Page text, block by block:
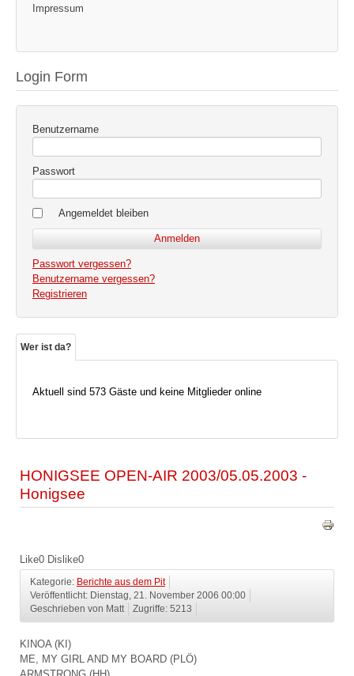
Impressum
Login Form
Benutzername
Passwort
Angemeldet bleiben
Passwort vergessen?
Benutzername vergessen?
Registrieren
Wer ist da?
Aktuell sind 573 Gäste und keine Mitglieder online
HONIGSEE OPEN-AIR 2003/05.05.2003 -
Honigsee
Like0 Dislike0
Kategorie: Berichte aus dem Pit
Veröffentlicht: Dienstag, 21. November 2006 00:00
Geschrieben von Matt
Zugriffe: 5213
KINOA (KI)
ME, MY GIRL AND MY BOARD (PLÖ)